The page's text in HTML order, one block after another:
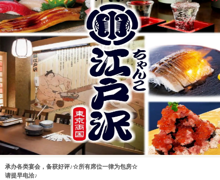
承办各类宴会，备获好评♪☆所有席位一律为包房☆
请提早电洽♪